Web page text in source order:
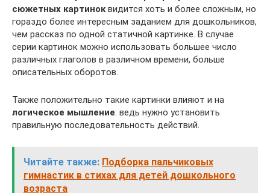
сюжетных картиноквидится хоть и более сложным, но
гораздо более интересным заданием для дошкольников,
чем рассказ по одной статичной картинке. В случае
серии картинок можно использовать большее число
различных глаголов в различном времени, больше
описательных оборотов.
Также положительно такие картинки влияют и на
логическое мышление: ведь нужно установить
правильную последовательность действий.
Читайте также: Подборка пальчиковых
гимнастик в стихах для детей дошкольного
возраста